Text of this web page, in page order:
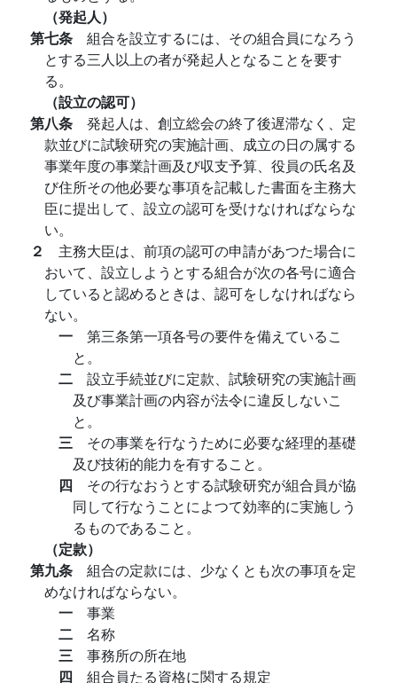
（発起人）
第七条 組合を設立するには、その組合員になろう
とする三人以上の者が発起人となることを要す
る。
（設立の認可）
第八条 発起人は、創立総会の終了後遅滞なく、定
款並びに試験研究の実施計画、成立の日の属する
事業年度の事業計画及び収支予算、役員の氏名及
び住所その他必要な事項を記載した書面を主務大
臣に提出して、設立の認可を受けなければならな
い。
２ 主務大臣は、前項の認可の申請があつた場合に
おいて、設立しようとする組合が次の各号に適合
していると認めるときは、認可をしなければなら
ない。
一 第三条第一項各号の要件を備えているこ
と。
二 設立手続並びに定款、試験研究の実施計画
及び事業計画の内容が法令に違反しないこ
と。
三 その事業を行なうために必要な経理的基礎
及び技術的能力を有すること。
四 その行なおうとする試験研究が組合員が協
同して行なうことによつて効率的に実施しう
るものであること。
（定款）
第九条 組合の定款には、少なくとも次の事項を定
めなければならない。
一 事業
二 名称
三 事務所の所在地
四 組合員たる資格に関する規定